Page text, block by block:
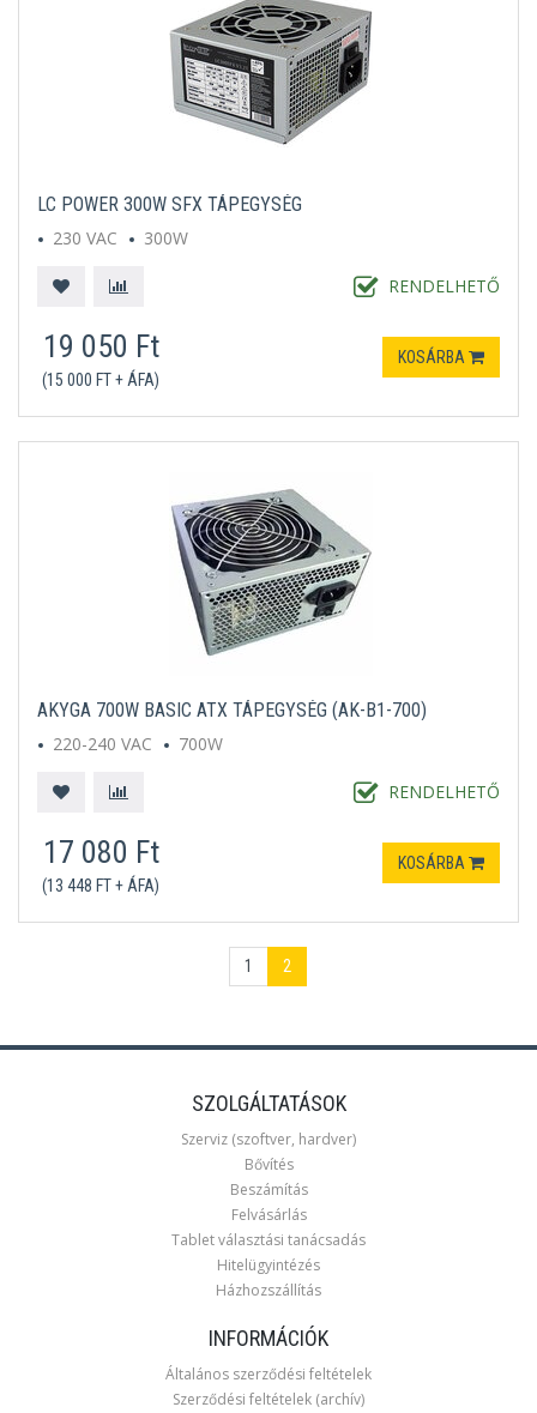
LC POWER 300W SFX TÁPEGYSÉG
230 VAC
300W
RENDELHETŐ
19 050 Ft
(15 000 FT + ÁFA)
KOSÁRBA
AKYGA 700W BASIC ATX TÁPEGYSÉG (AK-B1-700)
220-240 VAC
700W
RENDELHETŐ
17 080 Ft
(13 448 FT + ÁFA)
KOSÁRBA
1 2
SZOLGÁLTATÁSOK
Szerviz (szoftver, hardver)
Bővítés
Beszámítás
Felvásárlás
Tablet választási tanácsadás
Hitelügyintézés
Házhozszállítás
INFORMÁCIÓK
Általános szerződési feltételek
Szerződési feltételek (archív)